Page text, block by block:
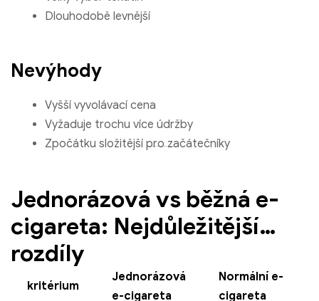
Dlouhodobě levnější
Nevýhody
Vyšší vyvolávací cena
Vyžaduje trochu více údržby
Zpočátku složitější pro začátečníky
Jednorázová vs běžná e-
cigareta: Nejdůležitější
rozdíly
kritérium
Jednorázová
e-cigareta
Normální e-
cigareta